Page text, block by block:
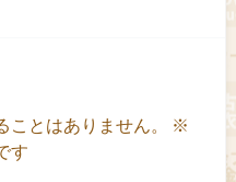
ことはありません。
※
す